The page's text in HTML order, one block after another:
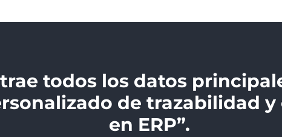
todos los datos
de trazabilidad
en ERP”.